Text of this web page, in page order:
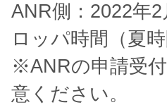
ANR側：2022年
ロッパ時間（夏
※ANRの申請受
意ください。